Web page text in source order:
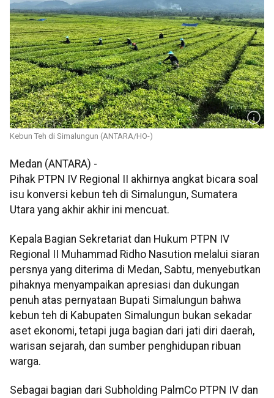
Kebun Teh di Simalungun (ANTARA/HO-)
Medan (ANTARA) -
Pihak PTPN IV Regional II akhirnya angkat bicara soal
isu konversi kebun teh di Simalungun, Sumatera
Utara yang akhir akhir ini mencuat.
Kepala Bagian Sekretariat dan Hukum PTPN IV
Regional II Muhammad Ridho Nasution melalui siaran
persnya yang diterima di Medan, Sabtu, menyebutkan
pihaknya menyampaikan apresiasi dan dukungan
penuh atas pernyataan Bupati Simalungun bahwa
kebun teh di Kabupaten Simalungun bukan sekadar
aset ekonomi, tetapi juga bagian dari jati diri daerah,
warisan sejarah, dan sumber penghidupan ribuan
warga.
Sebagai bagian dari Subholding PalmCo PTPN IV dan